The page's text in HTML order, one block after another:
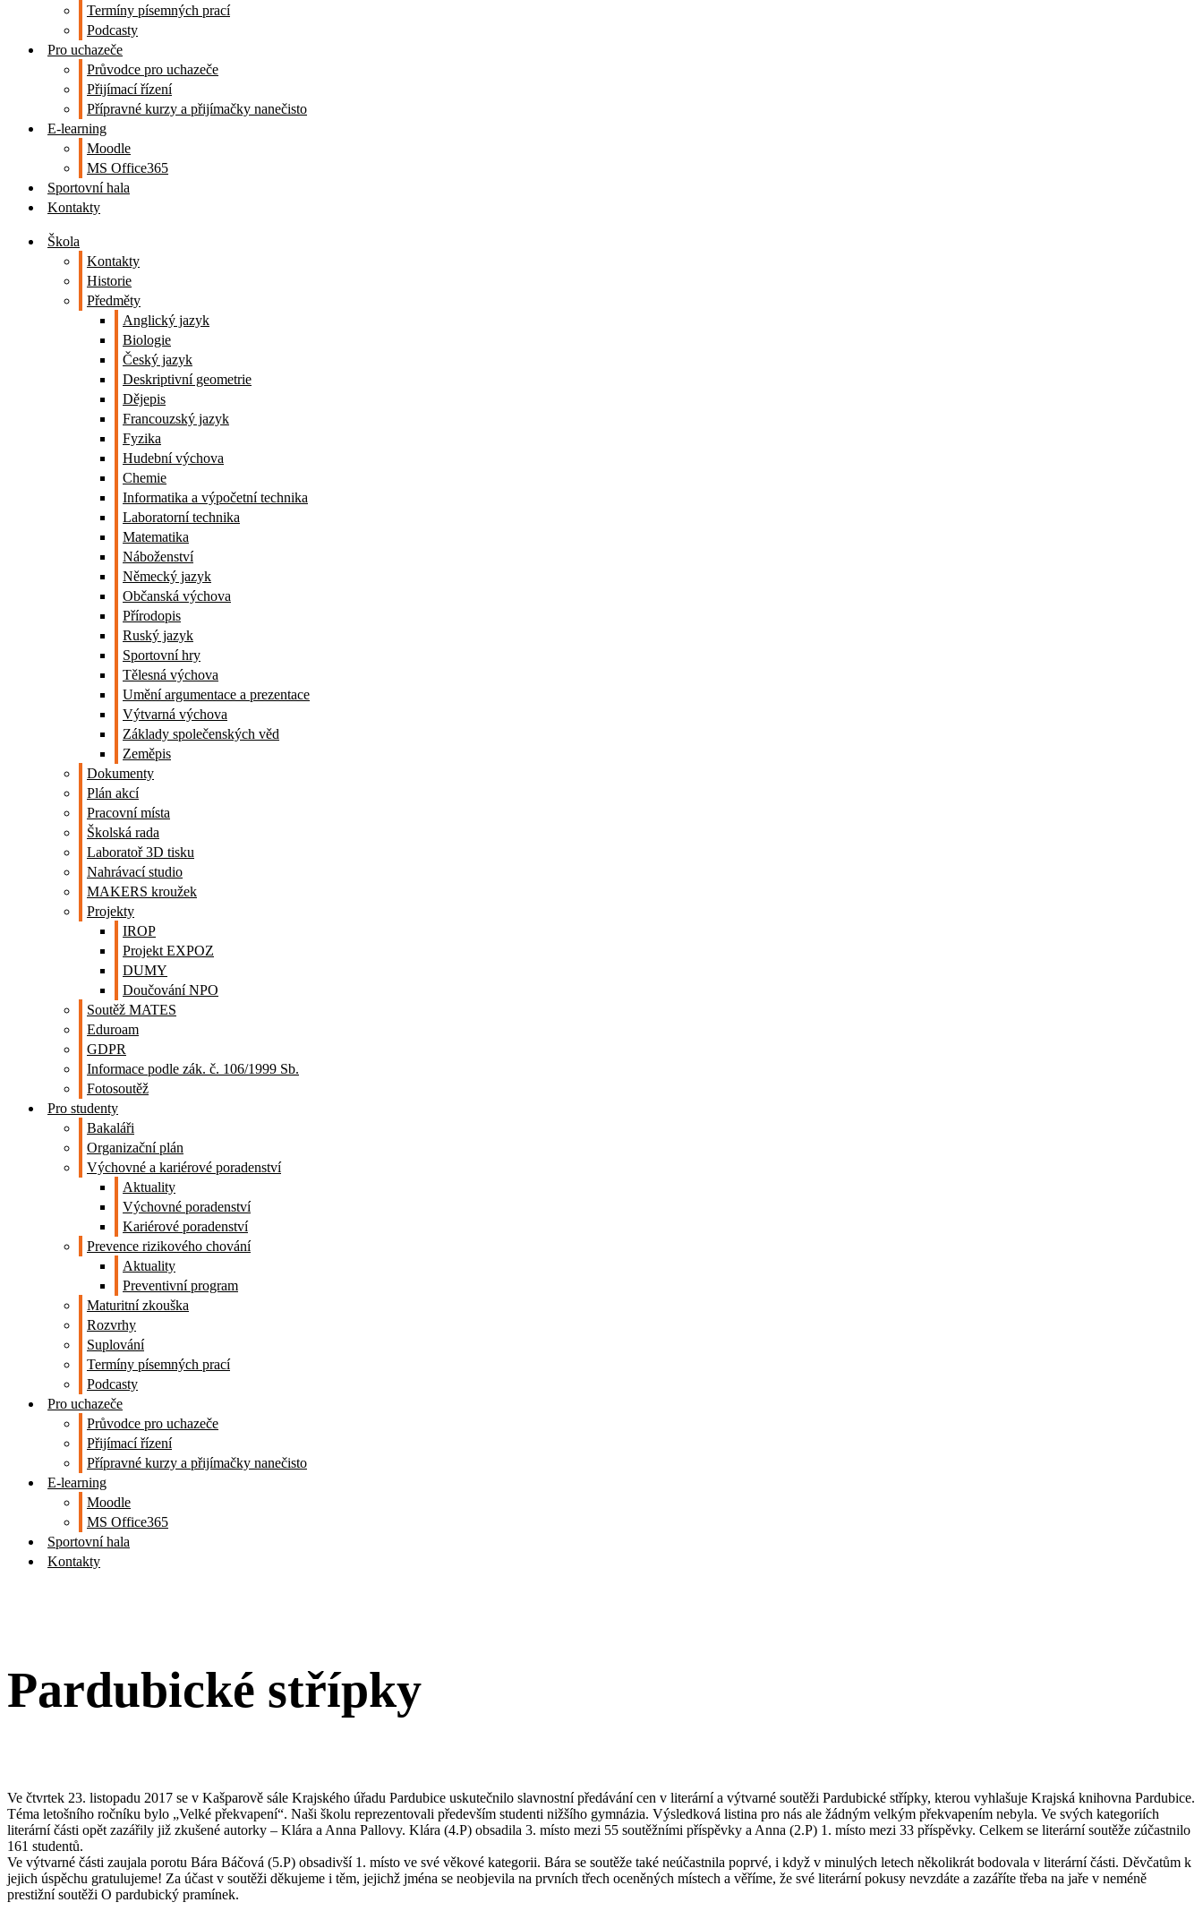
Termíny písemných prací
Podcasty
Pro uchazeče
Průvodce pro uchazeče
Přijímací řízení
Přípravné kurzy a přijímačky nanečisto
E-learning
Moodle
MS Office365
Sportovní hala
Kontakty
Škola
Kontakty
Historie
Předměty
Anglický jazyk
Biologie
Český jazyk
Deskriptivní geometrie
Dějepis
Francouzský jazyk
Fyzika
Hudební výchova
Chemie
Informatika a výpočetní technika
Laboratorní technika
Matematika
Náboženství
Německý jazyk
Občanská výchova
Přírodopis
Ruský jazyk
Sportovní hry
Tělesná výchova
Umění argumentace a prezentace
Výtvarná výchova
Základy společenských věd
Zeměpis
Dokumenty
Plán akcí
Pracovní místa
Školská rada
Laboratoř 3D tisku
Nahrávací studio
MAKERS kroužek
Projekty
IROP
Projekt EXPOZ
DUMY
Doučování NPO
Soutěž MATES
Eduroam
GDPR
Informace podle zák. č. 106/1999 Sb.
Fotosoutěž
Pro studenty
Bakaláři
Organizační plán
Výchovné a kariérové poradenství
Aktuality
Výchovné poradenství
Kariérové poradenství
Prevence rizikového chování
Aktuality
Preventivní program
Maturitní zkouška
Rozvrhy
Suplování
Termíny písemných prací
Podcasty
Pro uchazeče
Průvodce pro uchazeče
Přijímací řízení
Přípravné kurzy a přijímačky nanečisto
E-learning
Moodle
MS Office365
Sportovní hala
Kontakty
Pardubické střípky
Ve čtvrtek 23. listopadu 2017 se v Kašparově sále Krajského úřadu Pardubice uskutečnilo slavnostní předávání cen v literární a výtvarné soutěži Pardubické střípky, kterou vyhlašuje Krajská knihovna Pardubice.
Téma letošního ročníku bylo „Velké překvapení“. Naši školu reprezentovali především studenti nižšího gymnázia. Výsledková listina pro nás ale žádným velkým překvapením nebyla. Ve svých kategoriích
literární části opět zazářily již zkušené autorky – Klára a Anna Pallovy. Klára (4.P) obsadila 3. místo mezi 55 soutěžními příspěvky a Anna (2.P) 1. místo mezi 33 příspěvky. Celkem se literární soutěže zúčastnilo
161 studentů.
Ve výtvarné části zaujala porotu Bára Báčová (5.P) obsadivší 1. místo ve své věkové kategorii. Bára se soutěže také neúčastnila poprvé, i když v minulých letech několikrát bodovala v literární části. Děvčatům k
jejich úspěchu gratulujeme! Za účast v soutěži děkujeme i těm, jejichž jména se neobjevila na prvních třech oceněných místech a věříme, že své literární pokusy nevzdáte a zazáříte třeba na jaře v neméně
prestižní soutěži O pardubický pramínek.